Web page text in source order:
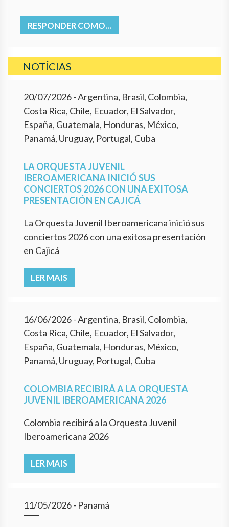
RESPONDER COMO...
NOTÍCIAS
20/07/2026- Argentina, Brasil, Colombia,
Costa Rica, Chile, Ecuador, El Salvador,
España, Guatemala, Honduras, México,
Panamá, Uruguay, Portugal, Cuba
LA ORQUESTA JUVENIL
IBEROAMERICANA INICIÓ SUS
CONCIERTOS 2026 CON UNA EXITOSA
PRESENTACIÓN EN CAJICÁ
La Orquesta Juvenil Iberoamericana inició sus
conciertos 2026 con una exitosa presentación
en Cajicá
LER MAIS
16/06/2026- Argentina, Brasil, Colombia,
Costa Rica, Chile, Ecuador, El Salvador,
España, Guatemala, Honduras, México,
Panamá, Uruguay, Portugal, Cuba
COLOMBIA RECIBIRÁ A LA ORQUESTA
JUVENIL IBEROAMERICANA 2026
Colombia recibirá a la Orquesta Juvenil
Iberoamericana 2026
LER MAIS
11/05/2026- Panamá